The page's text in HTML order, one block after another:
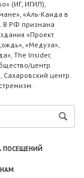
(ИГ, ИГИЛ),
«Аль-Каида в
В РФ признана
«Проект
«Медуза»,
The Insider,
центр
центр.
ПОСЕЩЕНИЙ